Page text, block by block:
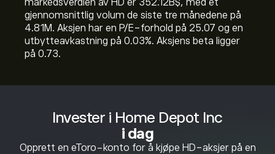
Invester i Home Depot Inc
i dag
Opprett en eToro-konto for å kjøpe HD-aksjer på en
markedsverdien av HD er 352.12B‎$‎, med et
gjennomsnittlig volum de siste tre månedene på
4.81M. Aksjen har en P/E-forhold på 25.07 og en
utbytteavkastning på 0.03%. Aksjens beta ligger
på 0.73.